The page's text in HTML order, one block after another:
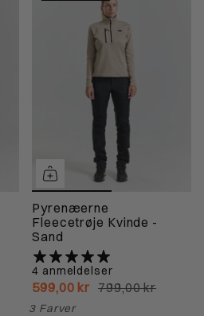
Pyrenæerne
Fleecetrøje Kvinde -
Sand
4 anmeldelser
599,00 kr 799,00 kr
3 Farver